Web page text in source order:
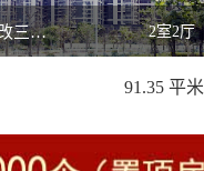
恒兴华府可改三房，有 2室2厅
91.35 平米